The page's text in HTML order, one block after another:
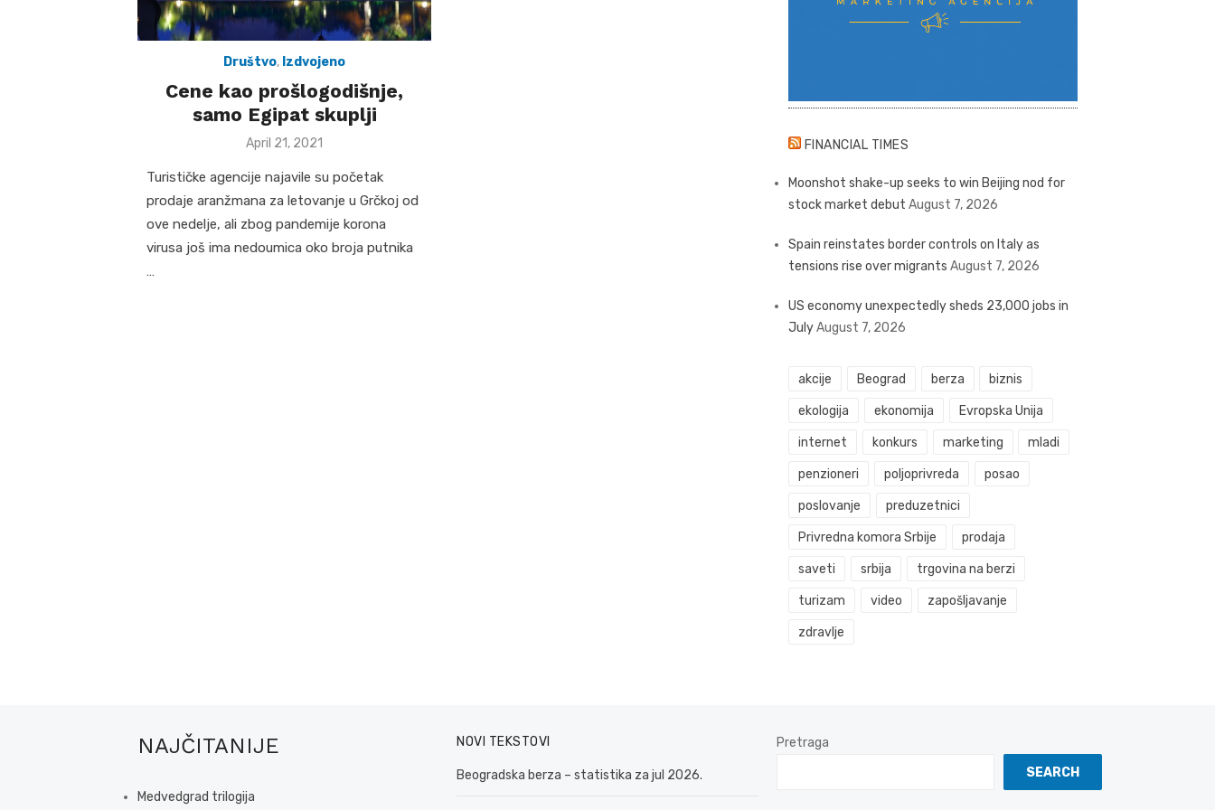
Društvo, Izdvojeno
Cene kao prošlogodišnje,
samo Egipat skuplji
Posted
April 21, 2021
Turističke agencije najavile su početak
prodaje aranžmana za letovanje u Grčkoj od
ove nedelje, ali zbog pandemije korona
virusa još ima nedoumica oko broja putnika
…
FINANCIAL TIMES
Moonshot shake-up seeks to win Beijing nod for
stock market debut August 7, 2026
Spain reinstates border controls on Italy as
tensions rise over migrants August 7, 2026
US economy unexpectedly sheds 23,000 jobs in
JulyAugust 7, 2026
akcije Beograd berza biznis
ekologija ekonomija Evropska Unija
internet konkurs marketing mladi
penzioneri poljoprivreda posao
poslovanje preduzetnici
Privredna komora Srbije prodaja
saveti srbija trgovina na berzi
turizam video zapošljavanje
zdravlje
NAJČITANIJE
Medvedgrad trilogija
NOVI TEKSTOVI
Beogradska berza – statistika za jul 2026.
Pretraga
SEARCH